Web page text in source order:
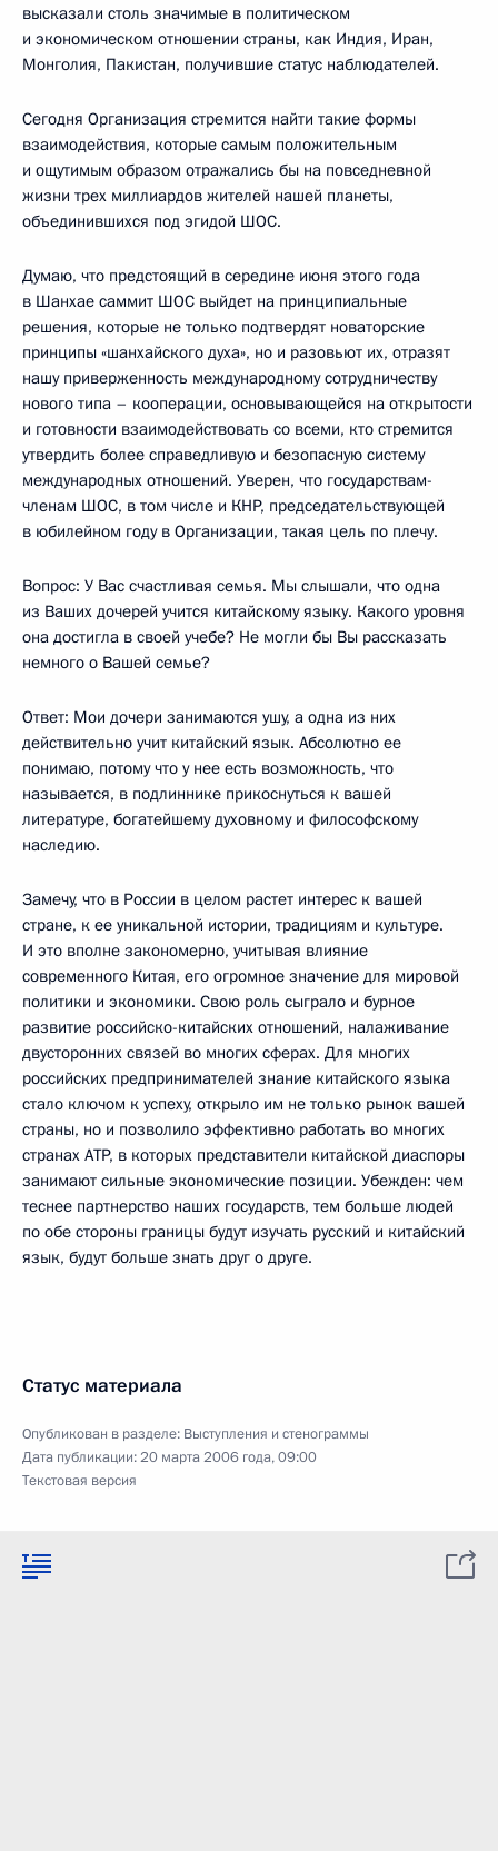
высказали столь значимые в политическом
и экономическом отношении страны, как Индия, Иран,
Монголия, Пакистан, получившие статус наблюдателей.
Сегодня Организация стремится найти такие формы
взаимодействия, которые самым положительным
и ощутимым образом отражались бы на повседневной
жизни трех миллиардов жителей нашей планеты,
объединившихся под эгидой ШОС.
Думаю, что предстоящий в середине июня этого года
в Шанхае саммит ШОС выйдет на принципиальные
решения, которые не только подтвердят новаторские
принципы «шанхайского духа», но и разовьют их, отразят
нашу приверженность международному сотрудничеству
нового типа – кооперации, основывающейся на открытости
и готовности взаимодействовать со всеми, кто стремится
утвердить более справедливую и безопасную систему
международных отношений. Уверен, что государствам-
членам ШОС, в том числе и КНР, председательствующей
в юбилейном году в Организации, такая цель по плечу.
Вопрос: У Вас счастливая семья. Мы слышали, что одна
из Ваших дочерей учится китайскому языку. Какого уровня
она достигла в своей учебе? Не могли бы Вы рассказать
немного о Вашей семье?
Ответ: Мои дочери занимаются ушу, а одна из них
действительно учит китайский язык. Абсолютно ее
понимаю, потому что у нее есть возможность, что
называется, в подлиннике прикоснуться к вашей
литературе, богатейшему духовному и философскому
наследию.
Замечу, что в России в целом растет интерес к вашей
стране, к ее уникальной истории, традициям и культуре.
И это вполне закономерно, учитывая влияние
современного Китая, его огромное значение для мировой
политики и экономики. Свою роль сыграло и бурное
развитие российско-китайских отношений, налаживание
двусторонних связей во многих сферах. Для многих
российских предпринимателей знание китайского языка
стало ключом к успеху, открыло им не только рынок вашей
страны, но и позволило эффективно работать во многих
странах АТР, в которых представители китайской диаспоры
занимают сильные экономические позиции. Убежден: чем
теснее партнерство наших государств, тем больше людей
по обе стороны границы будут изучать русский и китайский
язык, будут больше знать друг о друге.
Статус материала
Опубликован в разделе: Выступления и стенограммы
Дата публикации:20 марта 2006 года, 09:00
Текстовая версия